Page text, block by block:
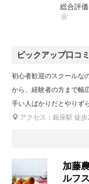
総合評価
ピックアップ口コミ
初心者歓迎のスクールな
から、経験者の方まで幅
手い人ばかりだとやりず
アクセス：銀座駅 徒歩
加藤
ルフ